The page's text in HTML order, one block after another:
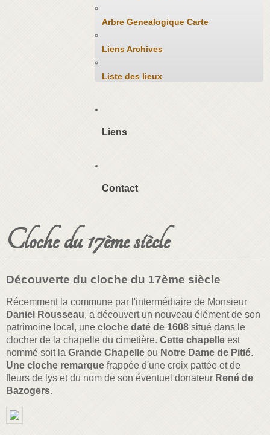
Arbre Genealogique Carte
Liens Archives
Liste des lieux
Liens
Contact
Cloche du 17ème siècle
Découverte du cloche du 17ème siècle
Récemment la commune par l'intermédiaire de Monsieur
Daniel Rousseau, a découvert un nouveau élément de son
patrimoine local, une cloche daté de 1608 situé dans le
clocher de la chapelle du cimetière. Cette chapelle est
nommé soit la Grande Chapelle ou Notre Dame de Pitié.
Une cloche remarque frappée d'une croix pattée et de
fleurs de lys et du nom de son éventuel donateur René de
Bazogers.